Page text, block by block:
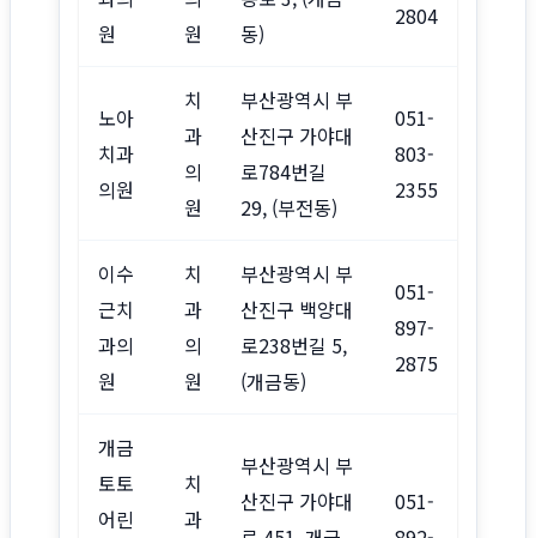
원
원
동)
2804
노아
치과
의원
치
과
의
원
부산광역시 부
산진구 가야대
로784번길
29, (부전동)
051-
803-
2355
이수
근치
과의
원
치
과
의
원
부산광역시 부
산진구 백양대
로238번길 5,
(개금동)
051-
897-
2875
개금
토토
어린
치
과
부산광역시 부
산진구 가야대
051-